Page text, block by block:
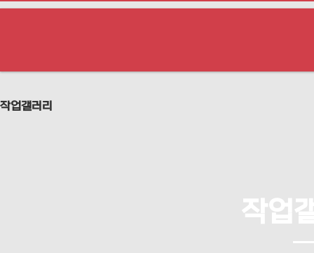
작업갤러리
작업